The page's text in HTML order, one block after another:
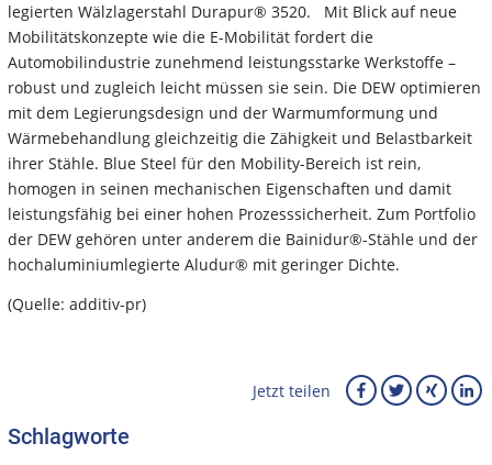
legierten Wälzlagerstahl Durapur® 3520. Mit Blick auf neue
Mobilitätskonzepte wie die E-Mobilität fordert die
Automobilindustrie zunehmend leistungsstarke Werkstoffe –
robust und zugleich leicht müssen sie sein. Die DEW optimieren
mit dem Legierungsdesign und der Warmumformung und
Wärmebehandlung gleichzeitig die Zähigkeit und Belastbarkeit
ihrer Stähle. Blue Steel für den Mobility-Bereich ist rein,
homogen in seinen mechanischen Eigenschaften und damit
leistungsfähig bei einer hohen Prozesssicherheit. Zum Portfolio
der DEW gehören unter anderem die Bainidur®-Stähle und der
hochaluminiumlegierte Aludur® mit geringer Dichte.
(Quelle: additiv-pr)
Jetzt teilen
Schlagworte